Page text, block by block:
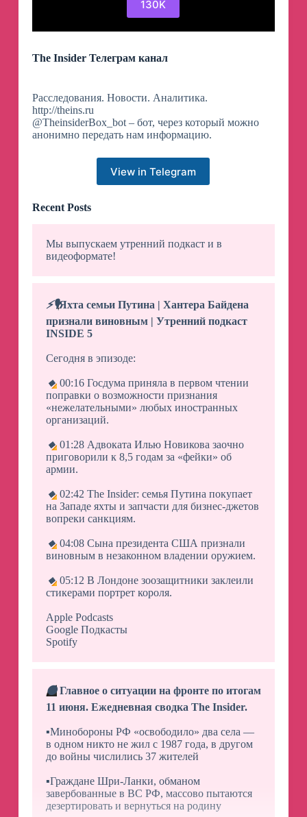
130K
The Insider Телеграм канал
Расследования. Новости. Аналитика.
http://theins.ru
@TheinsiderBox_bot – бот, через который можно
анонимно передать нам информацию.
View in Telegram
Recent Posts
Мы выпускаем утренний подкаст и в
видеоформате!
⚡️🎙Яхта семьи Путина | Хантера Байдена
признали виновным | Утренний подкаст
INSIDE 5
Сегодня в эпизоде:
🔸00:16 Госдума приняла в первом чтении
поправки о возможности признания
«нежелательными» любых иностранных
организаций.
🔸01:28 Адвоката Илью Новикова заочно
приговорили к 8,5 годам за «фейки» об
армии.
🔸02:42 The Insider: семья Путина покупает
на Западе яхты и запчасти для бизнес-джетов
вопреки санкциям.
🔸04:08 Сына президента США признали
виновным в незаконном владении оружием.
🔸05:12 В Лондоне зоозащитники заклеили
стикерами портрет короля.
Apple Podcasts
Google Подкасты
Spotify
⚫️Главное о ситуации на фронте по итогам
11 июня. Ежедневная сводка The Insider.
▪️Минобороны РФ «освободило» два села —
в одном никто не жил с 1987 года, в другом
до войны числились 37 жителей
▪️Граждане Шри-Ланки, обманом
завербованные в ВС РФ, массово пытаются
дезертировать и вернуться на родину